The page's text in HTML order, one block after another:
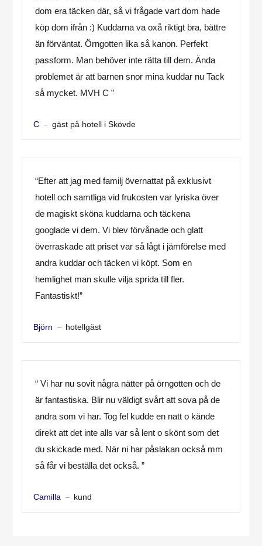
dom era täcken där, så vi frågade vart dom hade
köp dom ifrån :) Kuddarna va oxå riktigt bra, bättre
än förväntat. Örngotten lika så kanon. Perfekt
passform. Man behöver inte rätta till dem. Ända
problemet är att barnen snor mina kuddar nu Tack
så mycket. MVH C ”
C gäst på hotell i Skövde
“Efter att jag med familj övernattat på exklusivt
hotell och samtliga vid frukosten var lyriska över
de magiskt sköna kuddarna och täckena
googlade vi dem. Vi blev förvånade och glatt
överraskade att priset var så lågt i jämförelse med
andra kuddar och täcken vi köpt. Som en
hemlighet man skulle vilja sprida till fler.
Fantastiskt!”
Björn hotellgäst
“ Vi har nu sovit några nätter på örngotten och de
är fantastiska. Blir nu väldigt svårt att sova på de
andra som vi har. Tog fel kudde en natt o kände
direkt att det inte alls var så lent o skönt som det
du skickade med. När ni har påslakan också mm
så får vi beställa det också. ”
Camilla kund